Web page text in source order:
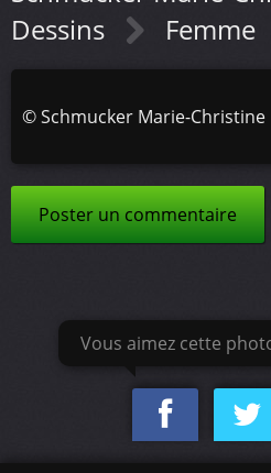
Dessins
Femme
©Schmucker Marie-Christine
Poster un commentaire
Vous aimez cette